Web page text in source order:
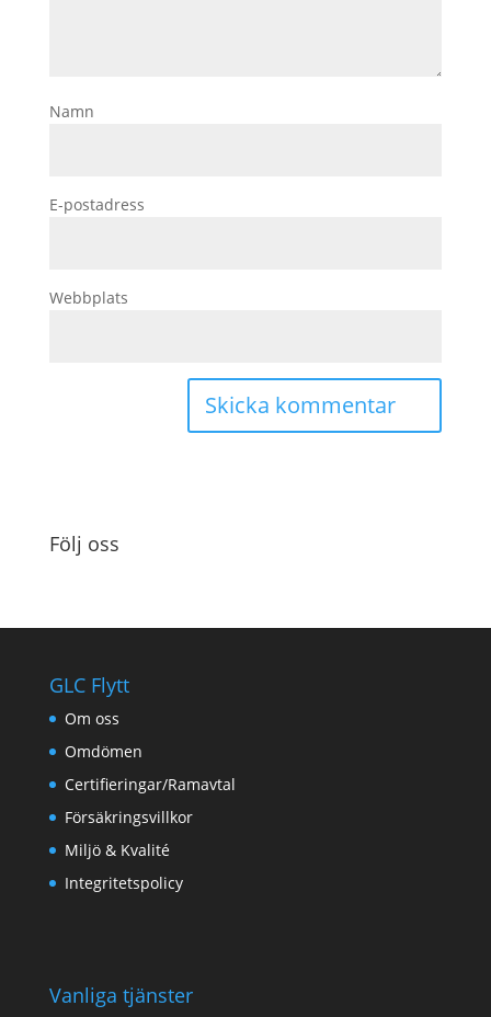
Namn
E-postadress
Webbplats
Följ oss
GLC Flytt
Om oss
Omdömen
Certifieringar/Ramavtal
Försäkringsvillkor
Miljö & Kvalité
Integritetspolicy
Vanliga tjänster